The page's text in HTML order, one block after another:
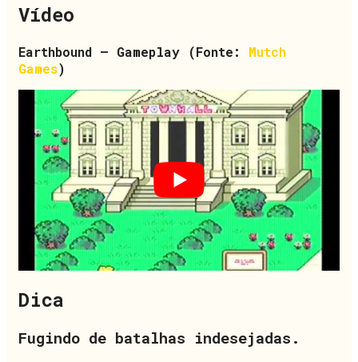
Vídeo
Earthbound – Gameplay (Fonte: Mutch
Games)
Dica
Fugindo de batalhas indesejadas.